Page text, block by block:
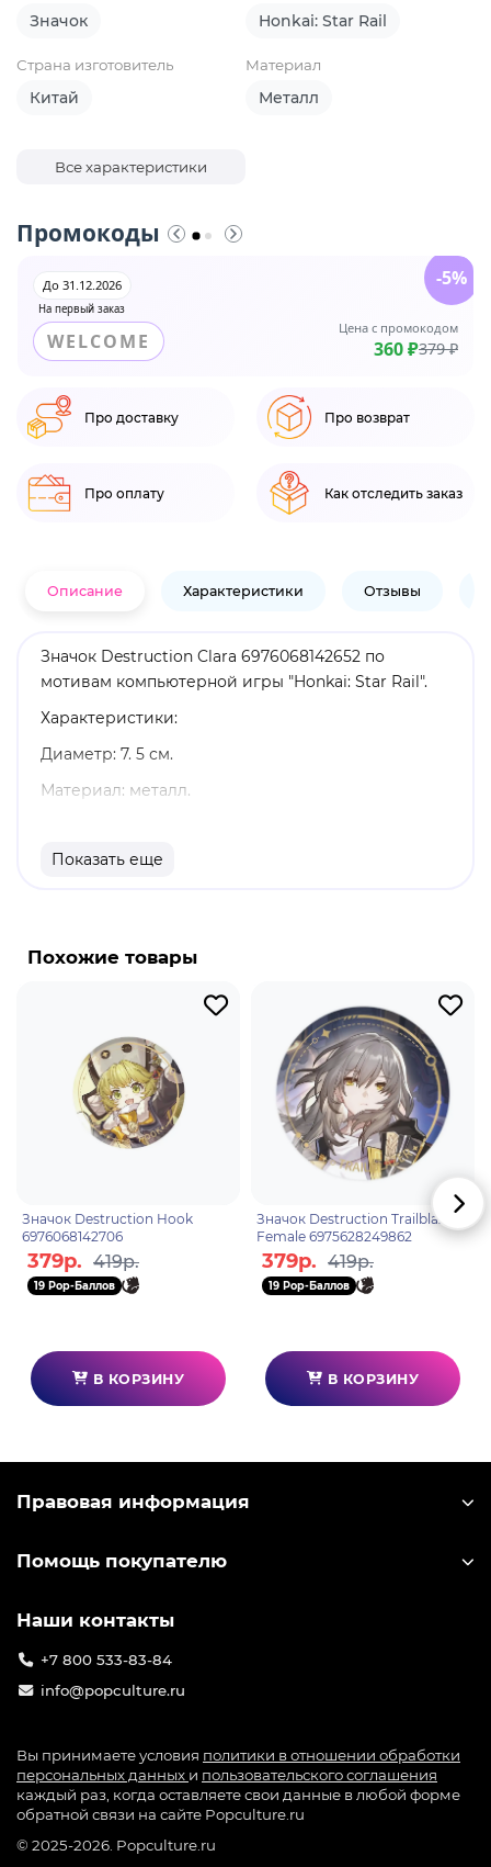
Значок Honkai: Star Rail
Страна изготовитель
Китай
Материал
Металл
Все характеристики
Промокоды
На первый заказ
До 31.12.2026
WELCOME
Цена с промокодом
360 ₽379 ₽
-5%
Про доставку Про возврат
Про оплату Как отследить заказ
Описание Характеристики Отзывы
Значок Destruction Clara 6976068142652 по
мотивам компьютерной игры "Honkai: Star Rail".
Характеристики:
Диаметр: 7. 5 см.
Материал: металл.
продукт.
Star Rail". Она застенчивая молодая девушка,
сопровождении древнего робота по имени
Показать еще
Похожие товары
Значок Destruction Hook
6976068142706
379р. 419р.
19 Pop-Баллов
В КОРЗИНУ
Значок Destruction Trailblazer
Female 6975628249862
379р. 419р.
19 Pop-Баллов
В КОРЗИНУ
Правовая информация
Помощь покупателю
Наши контакты
+7 800 533-83-84
info@popculture.ru
Вы принимаете условия политики в отношении обработки
персональных данных и пользовательского соглашения
каждый раз, когда оставляете свои данные в любой форме
обратной связи на сайте Popculture.ru
© 2025-2026. Popculture.ru